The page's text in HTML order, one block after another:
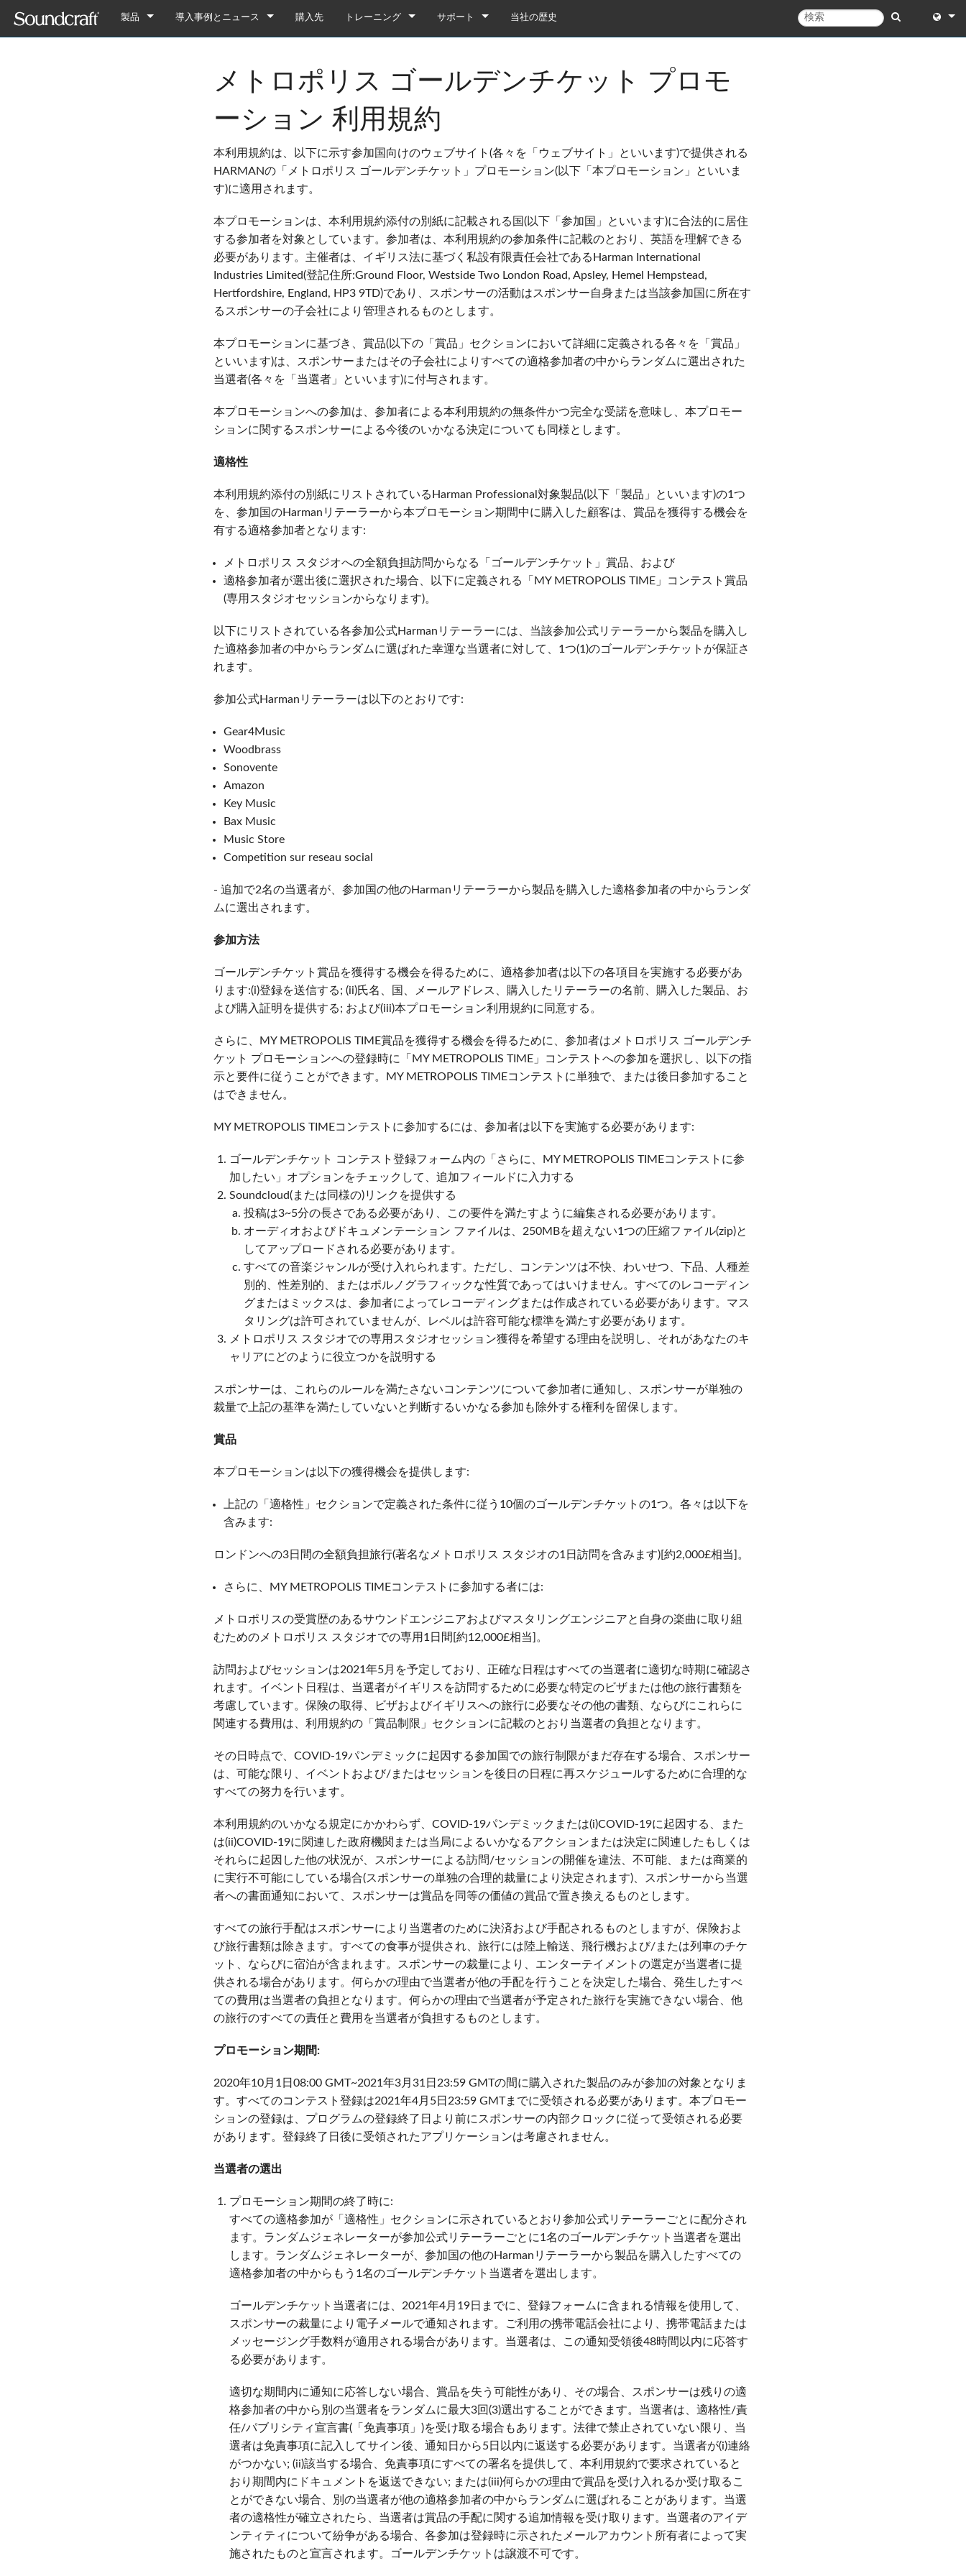
製品
Vi5000
Vi3000
Vi1000
Vi400/600 Upgrade
Vi StageboxesVi Stagebox
Mini Stagebox 32i/16i
Mini Stagebox 32R/16R
Compact Stagebox
Vi Option CardsVi Option Cards
Vi Mobile AppsViSi Remote
ViSi Listen
Audio Calc Toolkit
Si Performer 3
Si Performer 2
Si Impact
Si Expression 3
Si Expression 2
Si Expression 1
Si StageboxesMini Stagebox 32i/16i
Mini Stagebox 32R/16R
Compact Stagebox
Si Option CardsSi Option Cards
Si Mobile Apps ViSi Remote
ViSi Listen
Ui24R
Ui12
Notepad SeriesNotepad-12FX
Notepad-8FX
GB8
GB2
GB2R
FX16ii
EFX Series EFX12
EFX8
EPM Series EPM12
EPM8
EPM6
導入事例とニュース 購入先 トレーニング
YouTube
サポート
いつでもヘルプセンター
ダウンロード
製品登録
サービス
デモ＆オフラインエディター
UIデモ（電話）
UI 24 ソフトウェアデモ(電話)
UI 24 ソフトウェアデモ(タブレット)
当社の歴史
メトロポリス ゴールデンチケット プロモ
ーション 利用規約
本利用規約は、以下に示す参加国向けのウェブサイト(各々を「ウェブサイト」といいます)で提供される
HARMANの「メトロポリス ゴールデンチケット」プロモーション(以下「本プロモーション」といいま
す)に適用されます。
本プロモーションは、本利用規約添付の別紙に記載される国(以下「参加国」といいます)に合法的に居住
する参加者を対象としています。参加者は、本利用規約の参加条件に記載のとおり、英語を理解できる
必要があります。主催者は、イギリス法に基づく私設有限責任会社であるHarman International
Industries Limited(登記住所:Ground Floor, Westside Two London Road, Apsley, Hemel Hempstead,
Hertfordshire, England, HP3 9TD)であり、スポンサーの活動はスポンサー自身または当該参加国に所在す
るスポンサーの子会社により管理されるものとします。
本プロモーションに基づき、賞品(以下の「賞品」セクションにおいて詳細に定義される各々を「賞品」
といいます)は、スポンサーまたはその子会社によりすべての適格参加者の中からランダムに選出された
当選者(各々を「当選者」といいます)に付与されます。
本プロモーションへの参加は、参加者による本利用規約の無条件かつ完全な受諾を意味し、本プロモー
ションに関するスポンサーによる今後のいかなる決定についても同様とします。
適格性
本利用規約添付の別紙にリストされているHarman Professional対象製品(以下「製品」といいます)の1つ
を、参加国のHarmanリテーラーから本プロモーション期間中に購入した顧客は、賞品を獲得する機会を
有する適格参加者となります:
メトロポリス スタジオへの全額負担訪問からなる「ゴールデンチケット」賞品、および
適格参加者が選出後に選択された場合、以下に定義される「MY METROPOLIS TIME」コンテスト賞品
(専用スタジオセッションからなります)。
以下にリストされている各参加公式Harmanリテーラーには、当該参加公式リテーラーから製品を購入し
た適格参加者の中からランダムに選ばれた幸運な当選者に対して、1つ(1)のゴールデンチケットが保証さ
れます。
参加公式Harmanリテーラーは以下のとおりです:
Gear4Music
Woodbrass
Sonovente
Amazon
Key Music
Bax Music
Music Store
Competition sur reseau social
- 追加で2名の当選者が、参加国の他のHarmanリテーラーから製品を購入した適格参加者の中からランダ
ムに選出されます。
参加方法
ゴールデンチケット賞品を獲得する機会を得るために、適格参加者は以下の各項目を実施する必要があ
ります:(i)登録を送信する; (ii)氏名、国、メールアドレス、購入したリテーラーの名前、購入した製品、お
よび購入証明を提供する; および(iii)本プロモーション利用規約に同意する。
さらに、MY METROPOLIS TIME賞品を獲得する機会を得るために、参加者はメトロポリス ゴールデンチ
ケット プロモーションへの登録時に「MY METROPOLIS TIME」コンテストへの参加を選択し、以下の指
示と要件に従うことができます。MY METROPOLIS TIMEコンテストに単独で、または後日参加すること
はできません。
MY METROPOLIS TIMEコンテストに参加するには、参加者は以下を実施する必要があります:
ゴールデンチケット コンテスト登録フォーム内の「さらに、MY METROPOLIS TIMEコンテストに参
加したい」オプションをチェックして、追加フィールドに入力する
Soundcloud(または同様の)リンクを提供する
投稿は3~5分の長さである必要があり、この要件を満たすように編集される必要があります。
オーディオおよびドキュメンテーション ファイルは、250MBを超えない1つの圧縮ファイル(zip)と
してアップロードされる必要があります。
すべての音楽ジャンルが受け入れられます。ただし、コンテンツは不快、わいせつ、下品、人種差
別的、性差別的、またはポルノグラフィックな性質であってはいけません。すべてのレコーディン
グまたはミックスは、参加者によってレコーディングまたは作成されている必要があります。マス
タリングは許可されていませんが、レベルは許容可能な標準を満たす必要があります。
メトロポリス スタジオでの専用スタジオセッション獲得を希望する理由を説明し、それがあなたのキ
ャリアにどのように役立つかを説明する
スポンサーは、これらのルールを満たさないコンテンツについて参加者に通知し、スポンサーが単独の
裁量で上記の基準を満たしていないと判断するいかなる参加も除外する権利を留保します。
賞品
本プロモーションは以下の獲得機会を提供します:
上記の「適格性」セクションで定義された条件に従う10個のゴールデンチケットの1つ。各々は以下を
含みます:
ロンドンへの3日間の全額負担旅行(著名なメトロポリス スタジオの1日訪問を含みます)[約2,000£相当]。
さらに、MY METROPOLIS TIMEコンテストに参加する者には:
メトロポリスの受賞歴のあるサウンドエンジニアおよびマスタリングエンジニアと自身の楽曲に取り組
むためのメトロポリス スタジオでの専用1日間[約12,000£相当]。
訪問およびセッションは2021年5月を予定しており、正確な日程はすべての当選者に適切な時期に確認さ
れます。イベント日程は、当選者がイギリスを訪問するために必要な特定のビザまたは他の旅行書類を
考慮しています。保険の取得、ビザおよびイギリスへの旅行に必要なその他の書類、ならびにこれらに
関連する費用は、利用規約の「賞品制限」セクションに記載のとおり当選者の負担となります。
その日時点で、COVID-19パンデミックに起因する参加国での旅行制限がまだ存在する場合、スポンサー
は、可能な限り、イベントおよび/またはセッションを後日の日程に再スケジュールするために合理的な
すべての努力を行います。
本利用規約のいかなる規定にかかわらず、COVID-19パンデミックまたは(i)COVID-19に起因する、また
は(ii)COVID-19に関連した政府機関または当局によるいかなるアクションまたは決定に関連したもしくは
それらに起因した他の状況が、スポンサーによる訪問/セッションの開催を違法、不可能、または商業的
に実行不可能にしている場合(スポンサーの単独の合理的裁量により決定されます)、スポンサーから当選
者への書面通知において、スポンサーは賞品を同等の価値の賞品で置き換えるものとします。
すべての旅行手配はスポンサーにより当選者のために決済および手配されるものとしますが、保険およ
び旅行書類は除きます。すべての食事が提供され、旅行には陸上輸送、飛行機および/または列車のチケ
ット、ならびに宿泊が含まれます。スポンサーの裁量により、エンターテイメントの選定が当選者に提
供される場合があります。何らかの理由で当選者が他の手配を行うことを決定した場合、発生したすべ
ての費用は当選者の負担となります。何らかの理由で当選者が予定された旅行を実施できない場合、他
の旅行のすべての責任と費用を当選者が負担するものとします。
プロモーション期間:
2020年10月1日08:00 GMT~2021年3月31日23:59 GMTの間に購入された製品のみが参加の対象となりま
す。すべてのコンテスト登録は2021年4月5日23:59 GMTまでに受領される必要があります。本プロモー
ションの登録は、プログラムの登録終了日より前にスポンサーの内部クロックに従って受領される必要
があります。登録終了日後に受領されたアプリケーションは考慮されません。
当選者の選出
プロモーション期間の終了時に:
すべての適格参加が「適格性」セクションに示されているとおり参加公式リテーラーごとに配分され
ます。ランダムジェネレーターが参加公式リテーラーごとに1名のゴールデンチケット当選者を選出
します。ランダムジェネレーターが、参加国の他のHarmanリテーラーから製品を購入したすべての
適格参加者の中からもう1名のゴールデンチケット当選者を選出します。
ゴールデンチケット当選者には、2021年4月19日までに、登録フォームに含まれる情報を使用して、
スポンサーの裁量により電子メールで通知されます。ご利用の携帯電話会社により、携帯電話または
メッセージング手数料が適用される場合があります。当選者は、この通知受領後48時間以内に応答す
る必要があります。
適切な期間内に通知に応答しない場合、賞品を失う可能性があり、その場合、スポンサーは残りの適
格参加者の中から別の当選者をランダムに最大3回(3)選出することができます。当選者は、適格性/責
任/パブリシティ宣言書(「免責事項」)を受け取る場合もあります。法律で禁止されていない限り、当
選者は免責事項に記入してサイン後、通知日から5日以内に返送する必要があります。当選者が(i)連絡
がつかない; (ii)該当する場合、免責事項にすべての署名を提供して、本利用規約で要求されていると
おり期間内にドキュメントを返送できない; または(iii)何らかの理由で賞品を受け入れるか受け取るこ
とができない場合、別の当選者が他の適格参加者の中からランダムに選ばれることがあります。当選
者の適格性が確立されたら、当選者は賞品の手配に関する追加情報を受け取ります。当選者のアイデ
ンティティについて紛争がある場合、各参加は登録時に示されたメールアカウント所有者によって実
施されたものと宣言されます。ゴールデンチケットは譲渡不可です。